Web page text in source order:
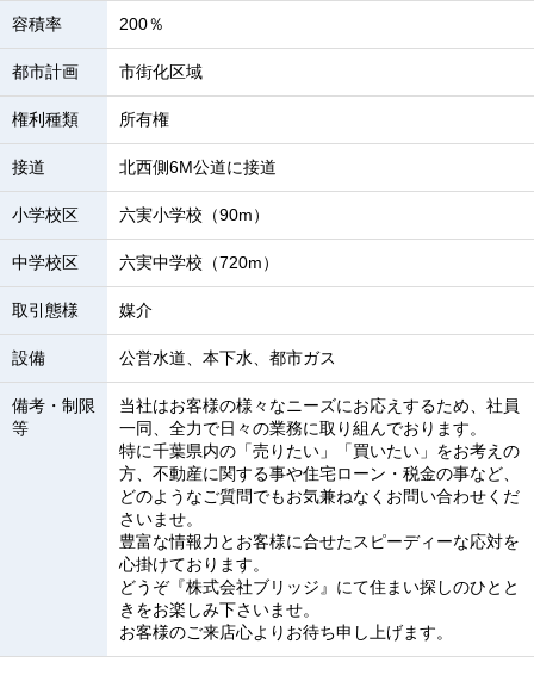
容積率 200％
都市計画 市街化区域
権利種類 所有権
接道 北西側6M公道に接道
小学校区 六実小学校（90m）
中学校区 六実中学校（720m）
取引態様 媒介
設備 公営水道、本下水、都市ガス
備考・制限
等
当社はお客様の様々なニーズにお応えするため、社員
一同、全力で日々の業務に取り組んでおります。
特に千葉県内の「売りたい」「買いたい」をお考えの
方、不動産に関する事や住宅ローン・税金の事など、
どのようなご質問でもお気兼ねなくお問い合わせくだ
さいませ。
豊富な情報力とお客様に合せたスピーディーな応対を
心掛けております。
どうぞ『株式会社ブリッジ』にて住まい探しのひとと
きをお楽しみ下さいませ。
お客様のご来店心よりお待ち申し上げます。